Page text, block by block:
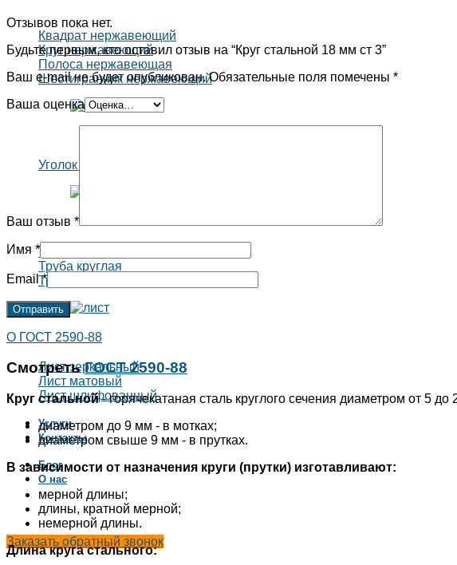
Квадрат нержавеющий
Круг нержавеющий
Полоса нержавеющая
Шестигранник нержавеющий
Уголок нержавеющий
Труба квадратная
Труба круглая
Труба прямоугольная
Лист зеркальный
Лист матовый
Лист шлифованный
Услуги
Контакты
Блог
О нас
Заказать обратный звонок
Отзывов пока нет.
Будьте первым, кто оставил отзыв на “Круг стальной 18 мм ст 3”
Ваш e-mail не будет опубликован.Обязательные поля помечены *
Ваша оценка
Ваш отзыв *
Имя *
Email*
О ГОСТ 2590-88
СмотретьГОСТ 2590-88
Круг стальной- горячекатаная сталь круглого сечения диаметром от 5 до
диаметром до 9 мм - в мотках;
диаметром свыше 9 мм - в прутках.
В зависимости от назначения круги (прутки) изготавливают:
мерной длины;
длины, кратной мерной;
немерной длины.
Длина круга стального: